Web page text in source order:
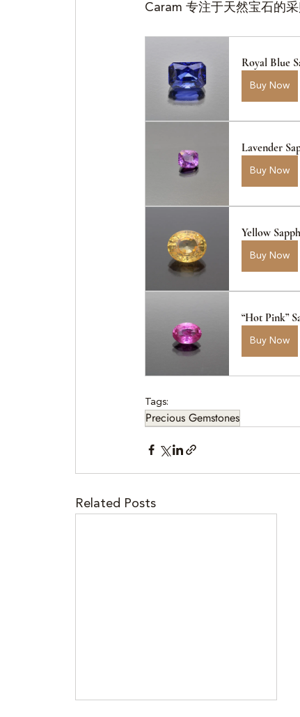
Caram 专注于天然宝石的采
Royal Blue
Buy Now
Lavender
Buy Now
Yellow
Buy Now
“Hot Pink”
Buy Now
Tags:
Precious Gemstones
Related Posts